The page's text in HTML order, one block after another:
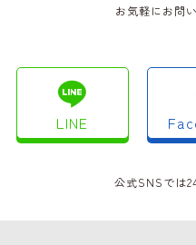
お気軽にお問
LINE
公式SNSでは